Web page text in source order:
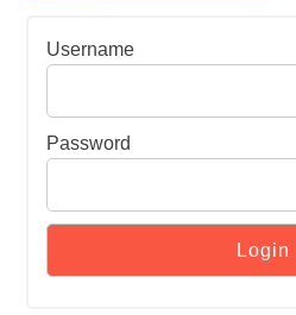
Username
Password